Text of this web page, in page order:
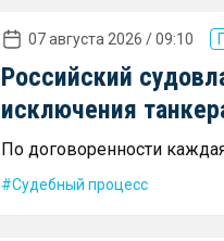
07 августа 2026 / 09:10
Российский
исключения
По договоренности
Судебный процесс